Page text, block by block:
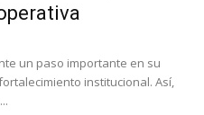
un paso importante en su
institucional. Así,